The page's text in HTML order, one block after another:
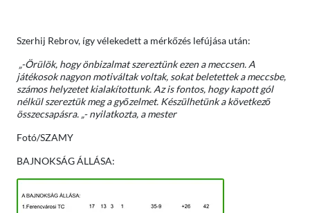
Szerhij Rebrov, így vélekedett a mérkőzés lefújása után:
„-Örülök, hogy önbizalmat szereztünk ezen a meccsen. A
játékosok nagyon motiváltak voltak, sokat beletettek a meccsbe,
számos helyzetet kialakítottunk. Az is fontos, hogy kapott gól
nélkül szereztük meg a győzelmet. Készülhetünk a következő
összecsapásra. „- nyilatkozta, a mester
Fotó/SZAMY
BAJNOKSÁG ÁLLÁSA: